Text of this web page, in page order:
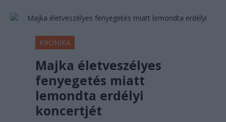
KRÓNIKA
Majka életveszélyes
fenyegetés miatt
lemondta erdélyi
koncertjét